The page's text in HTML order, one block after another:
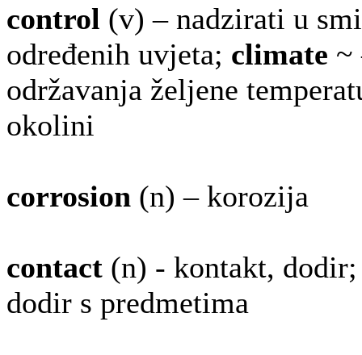
control (v) – nadzirati u
određenih uvjeta; climate ~
održavanja željene
okolini
corrosion (n) – korozija
contact (n) - kontakt,
dodir s predmetima